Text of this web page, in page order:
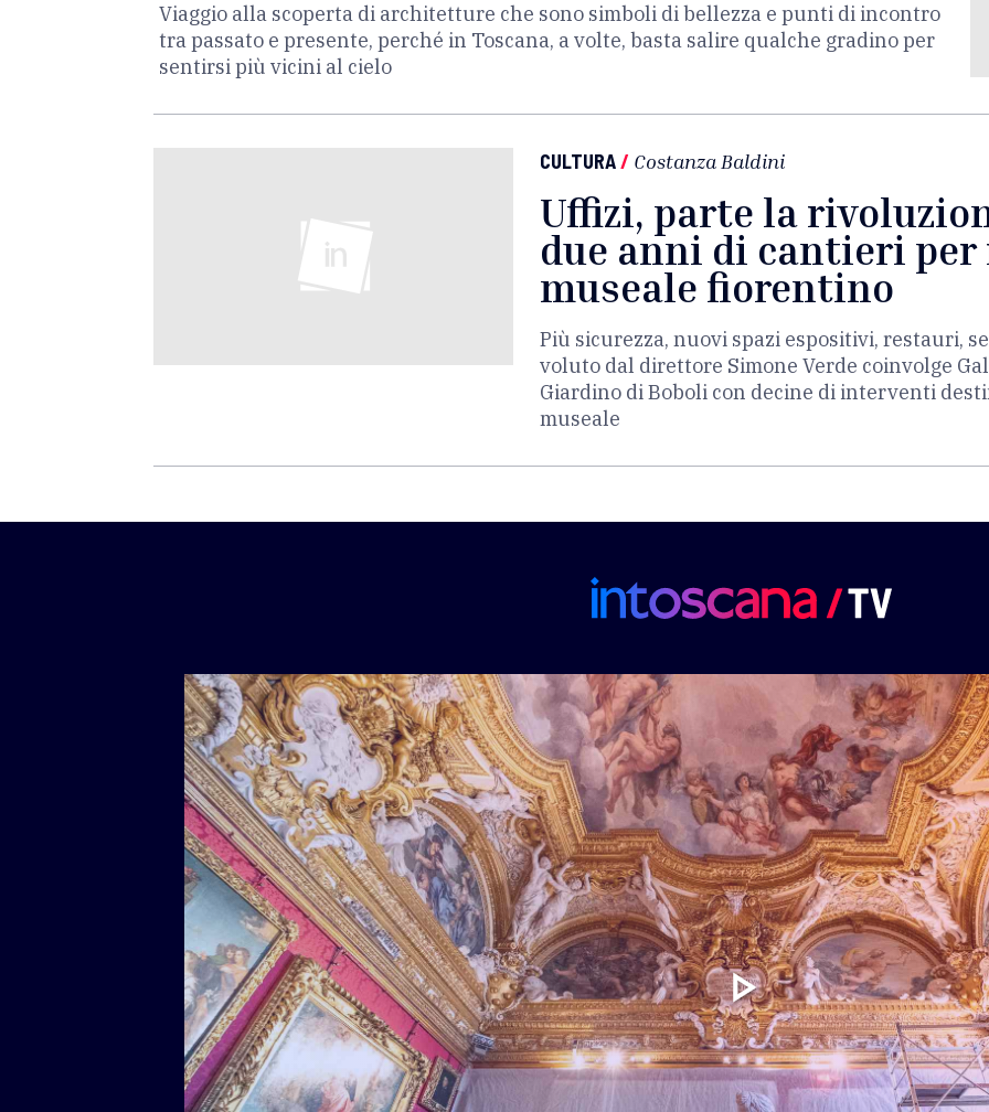
Viaggio alla scoperta di architetture che sono simboli di bellezza e punti di incontro
tra passato e presente, perché in Toscana, a volte, basta salire qualche gradino per
sentirsi più vicini al cielo
CULTURA/ Costanza Baldini
Uffizi, parte la
due anni di cantieri
museale fiorentino
Più sicurezza, nuovi spazi espositivi, restauri,
voluto dal direttore Simone Verde coinvolge
Giardino di Boboli con decine di interventi
museale